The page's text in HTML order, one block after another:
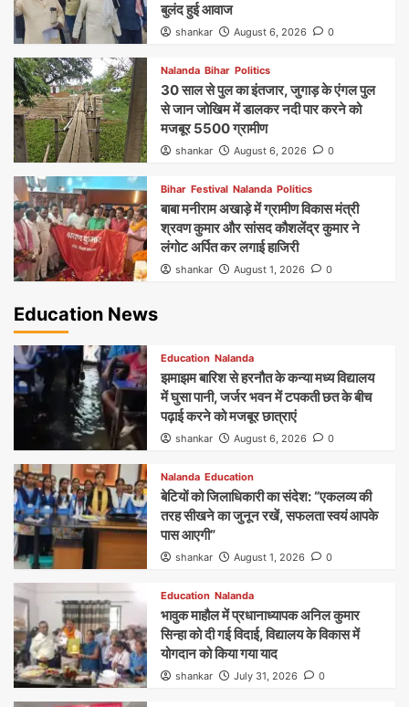
बुलंद हुई आवाज
shankar August 6, 2026 0
Nalanda Bihar Politics
30 साल से पुल का इंतजार, जुगाड़ के एंगल पुल
से जान जोखिम में डालकर नदी पार करने को
मजबूर 5500 ग्रामीण
shankar August 6, 2026 0
Bihar Festival Nalanda Politics
बाबा मनीराम अखाड़े में ग्रामीण विकास मंत्री
श्रवण कुमार और सांसद कौशलेंद्र कुमार ने
लंगोट अर्पित कर लगाई हाजिरी
shankar August 1, 2026 0
Education News
Education Nalanda
झमाझम बारिश से हरनौत के कन्या मध्य विद्यालय
में घुसा पानी, जर्जर भवन में टपकती छत के बीच
पढ़ाई करने को मजबूर छात्राएं
shankar August 6, 2026 0
Nalanda Education
बेटियों को जिलाधिकारी का संदेश: “एकलव्य की
तरह सीखने का जुनून रखें, सफलता स्वयं आपके
पास आएगी”
shankar August 1, 2026 0
Education Nalanda
भावुक माहौल में प्रधानाध्यापक अनिल कुमार
सिन्हा को दी गई विदाई, विद्यालय के विकास में
योगदान को किया गया याद
shankar July 31, 2026 0